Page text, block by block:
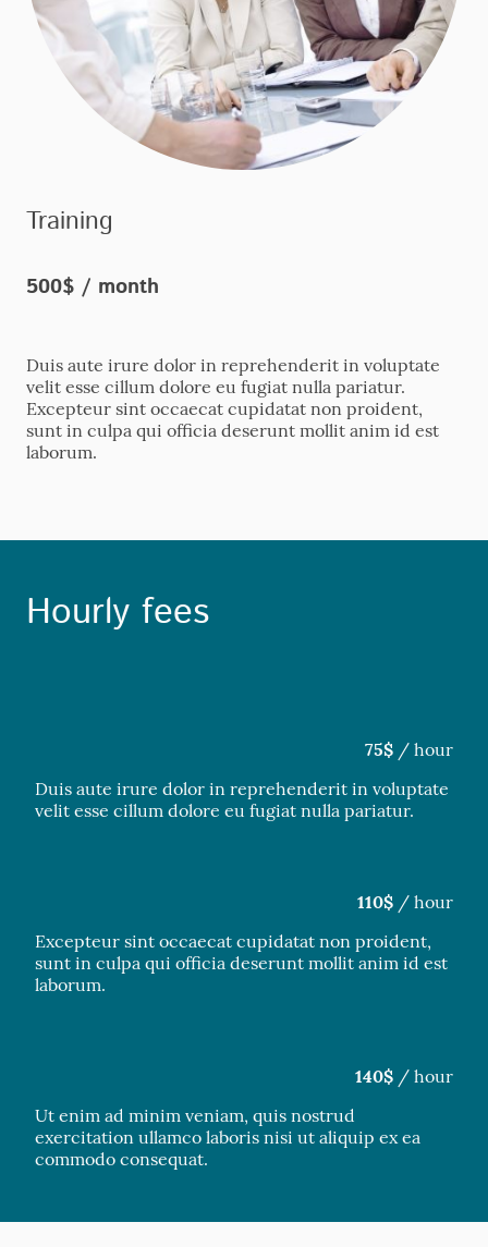
Training
500$ / month
Duis aute irure dolor in reprehenderit in voluptate
velit esse cillum dolore eu fugiat nulla pariatur.
Excepteur sint occaecat cupidatat non proident,
sunt in culpa qui officia deserunt mollit anim id est
laborum.
Hourly fees
75$ / hour
Duis aute irure dolor in reprehenderit in voluptate
velit esse cillum dolore eu fugiat nulla pariatur.
110$ / hour
Excepteur sint occaecat cupidatat non proident,
sunt in culpa qui officia deserunt mollit anim id est
laborum.
140$ / hour
Ut enim ad minim veniam, quis nostrud
exercitation ullamco laboris nisi ut aliquip ex ea
commodo consequat.